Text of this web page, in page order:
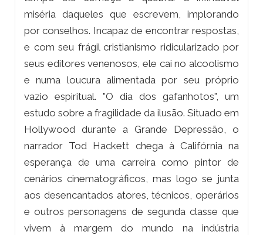
miséria daqueles que escrevem, implorando
por conselhos. Incapaz de encontrar respostas,
e com seu frágil cristianismo ridicularizado por
seus editores venenosos, ele cai no alcoolismo
e numa loucura alimentada por seu próprio
vazio espiritual. "O dia dos gafanhotos", um
estudo sobre a fragilidade da ilusão. Situado em
Hollywood durante a Grande Depressão, o
narrador Tod Hackett chega à Califórnia na
esperança de uma carreira como pintor de
cenários cinematográficos, mas logo se junta
aos desencantados atores, técnicos, operários
e outros personagens de segunda classe que
vivem à margem do mundo na indústria